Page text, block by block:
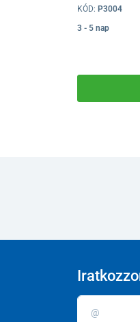
Az
KÓD: P3004
3 - 5 nap